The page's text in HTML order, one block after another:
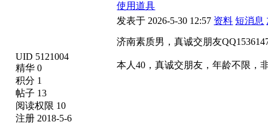
UID 5121004
精华 0
积分 1
帖子 13
阅读权限 10
注册 2018-5-6
使用道具
发表于 2026-5-30 12:57 资料 短消息
济南素质男，真诚交朋友
本人40，真诚交朋友，年龄不限，